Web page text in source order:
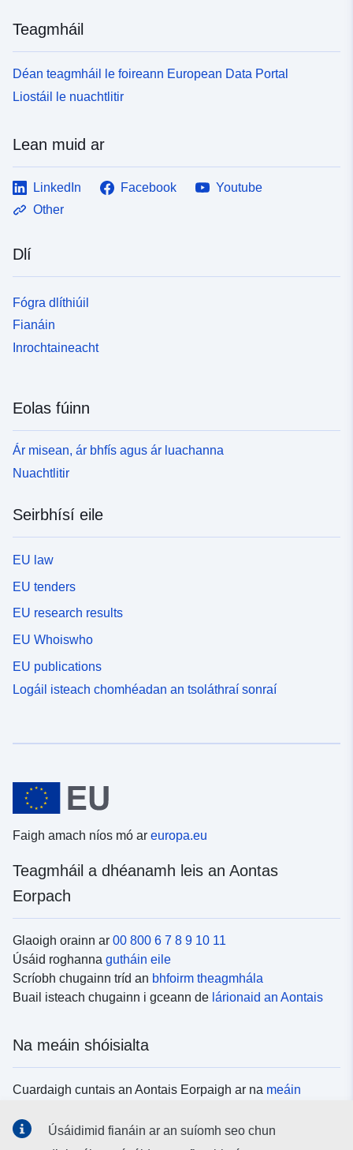
Teagmháil
Déan teagmháil le foireann European Data Portal
Liostáil le nuachtlitir
Lean muid ar
LinkedIn Facebook
Youtube
Other
Dlí
Fógra dlíthiúil
Fianáin
Inrochtaineacht
Eolas fúinn
Ár misean, ár bhfís agus ár luachanna
Nuachtlitir
Seirbhísí eile
EU law
EU tenders
EU research results
EU Whoiswho
EU publications
Logáil isteach chomhéadan an tsoláthraí sonraí
Faigh amach níos mó ar europa.eu
Teagmháil a dhéanamh leis an Aontas
Eorpach
Glaoigh orainn ar 00 800 6 7 8 9 10 11
Úsáid roghanna gutháin eile
Scríobh chugainn tríd an bhfoirm theagmhála
Buail isteach chugainn i gceann de lárionaid an Aontais
Na meáin shóisialta
Cuardaigh cuntais an Aontais Eorpaigh ar na meáin
Úsáidimid fianáin ar an suíomh seo chun